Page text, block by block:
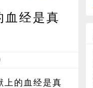
血经是真
上的血经是真